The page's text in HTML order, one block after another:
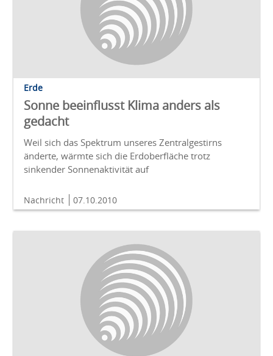
Erde
Sonne beeinflusst Klima anders als
gedacht
Weil sich das Spektrum unseres Zentralgestirns
änderte, wärmte sich die Erdoberfläche trotz
sinkender Sonnenaktivität auf
Nachricht 07.10.2010